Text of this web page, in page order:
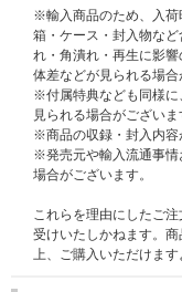
※輸入商品のため、入荷
箱・ケース・封入物な
れ・角潰れ・再生に影
体差などが見られる場合
※付属特典なども同様に
見られる場合がございま
※商品の収録・封入内容
※発売元や輸入流通事情
場合がございます。
これらを理由にしたご
受けいたしかねます。
上、ご購入いただけます